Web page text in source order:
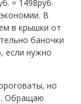
= 1498руб.
В
в крышки от
баночки
если нужно
но
Обращаю